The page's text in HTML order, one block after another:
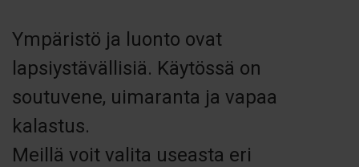
Ympäristö ja luonto ovat
lapsiystävällisiä. Käytössä on
soutuvene, uimaranta ja vapaa
kalastus.
Meillä voit valita useasta eri